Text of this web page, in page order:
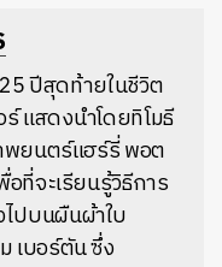
ปีสุดท้ายในชีวิต
ร์ แสดงนำโดยทิโมธี
พยนตร์แฮร์รี่ พอต
อที่จะเรียนรู้วิธีการ
ปบนผืนผ้าใบ
เบอร์ตัน ซึ่ง